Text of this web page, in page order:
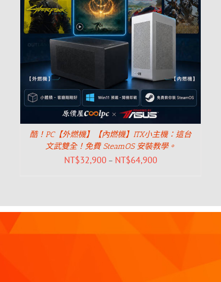
酷！PC【外燃機】【內燃機】ITX小主機：這台
文武雙全！免費 SteamOS 安裝教學。
NT$32,900 – NT$64,900